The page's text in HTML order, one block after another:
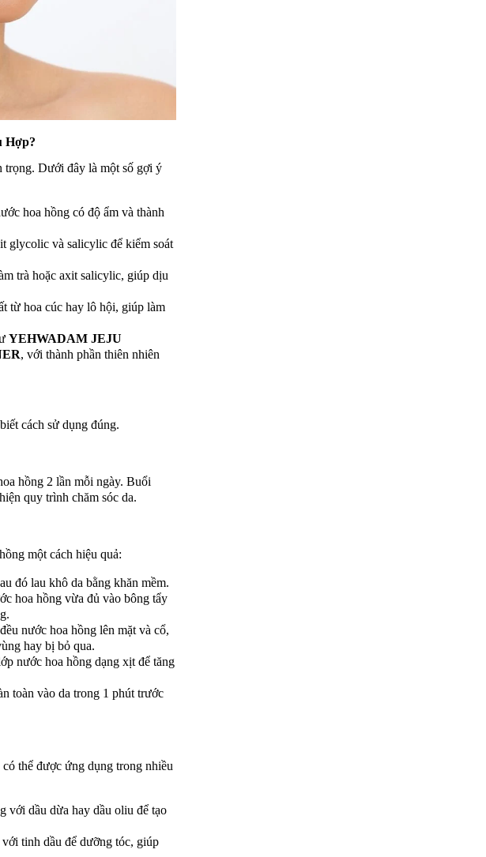
Hợp?
trọng. Dưới đây là một số gợi ý
hoa hồng có độ ẩm và thành
glycolic và salicylic để kiểm soát
trà hoặc axit salicylic, giúp dịu
từ hoa cúc hay lô hội, giúp làm
YEHWADAM JEJU
, với thành phần thiên nhiên
cách sử dụng đúng.
hồng 2 lần mỗi ngày. Buổi
quy trình chăm sóc da.
một cách hiệu quả:
đó lau khô da bằng khăn mềm.
hoa hồng vừa đủ vào bông tẩy
nước hoa hồng lên mặt và cổ,
hay bị bỏ qua.
nước hoa hồng dạng xịt để tăng
toàn vào da trong 1 phút trước
thể được ứng dụng trong nhiều
với dầu dừa hay dầu oliu để tạo
tinh dầu để dưỡng tóc, giúp